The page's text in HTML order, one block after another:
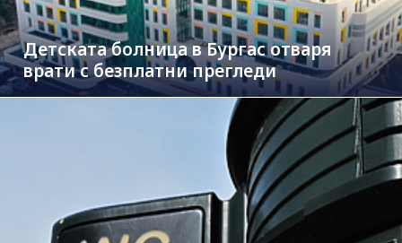
Детската болница в Бургас отваря
врати с безплатни прегледи